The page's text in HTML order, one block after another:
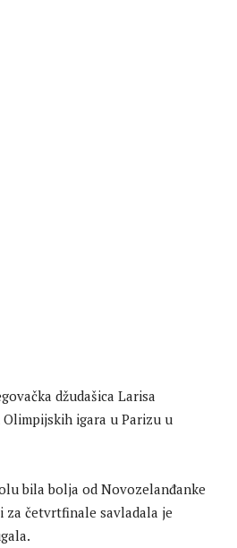
džudašica Larisa
igara u Parizu u
bila bolja od Novozelanđanke
za četvrtfinale savladala je